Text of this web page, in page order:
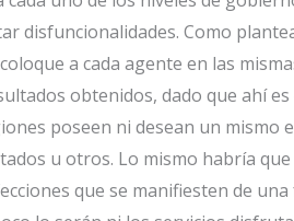
disfuncionalidades. Como
a cada agente en las
obtenidos, dado que ahí
poseen ni desean un mismo
u otros. Lo mismo habría
que se manifiesten de